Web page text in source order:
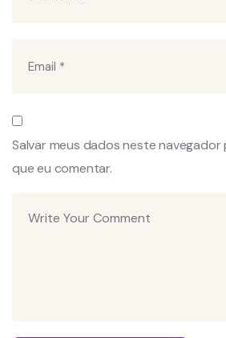
Salvar meus dados neste navegador
que eu comentar.